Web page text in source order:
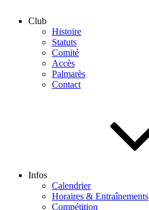
Club
Histoire
Statuts
Comité
Accès
Palmarès
Contact
Infos
Calendrier
Horaires & Entraînements
Compétition